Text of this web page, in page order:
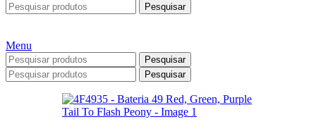
Pesquisar
Menu
Pesquisar
Pesquisar